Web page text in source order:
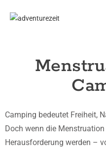
Camping bedeutet Freiheit,
Doch wenn die
Herausforderung werden –